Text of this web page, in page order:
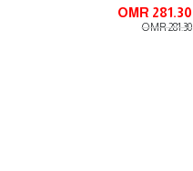
OMR 281.30
OMR 281.30